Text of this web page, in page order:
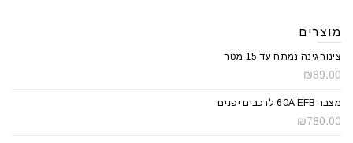
מוצרים
צינור גינה נמתח עד 15 מטר
₪89.00
מצבר 60A EFB לרכבים יפנים
₪780.00